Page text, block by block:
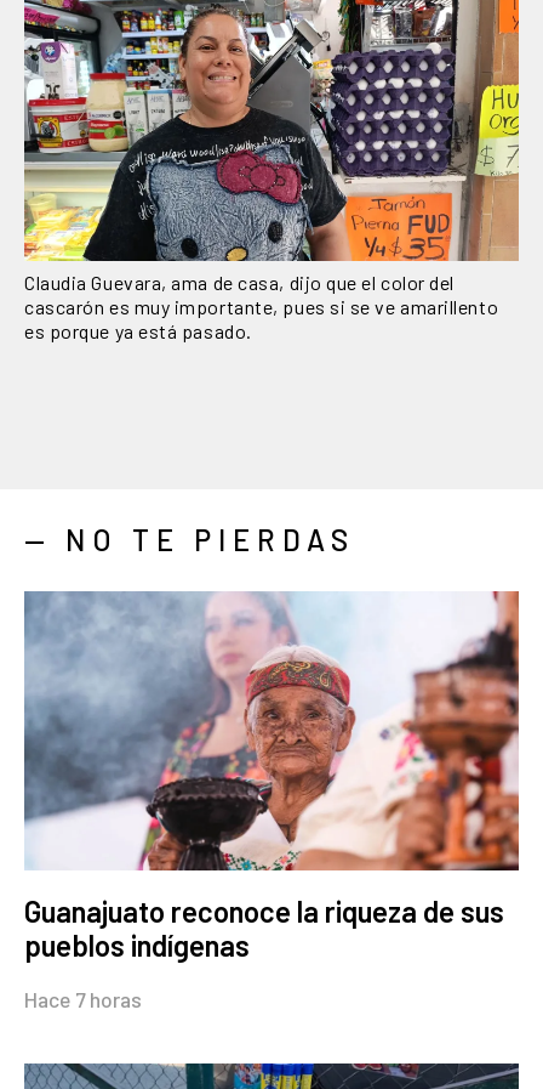
Claudia Guevara, ama de casa, dijo que el color del
cascarón es muy importante, pues si se ve amarillento
es porque ya está pasado.
— NO TE PIERDAS
Guanajuato reconoce la riqueza de sus
pueblos indígenas
Hace 7 horas